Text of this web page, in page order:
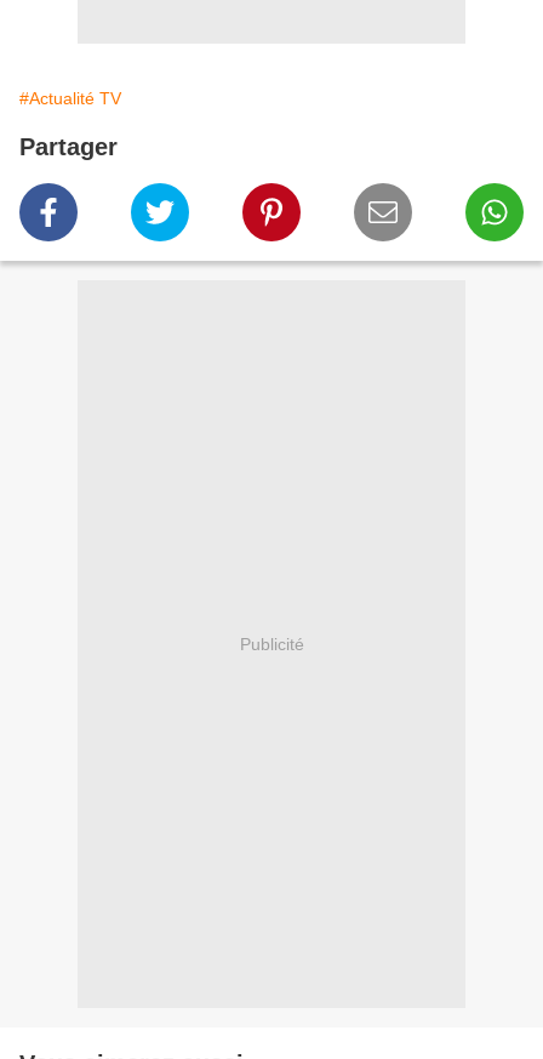
#Actualité TV
Partager
Publicité